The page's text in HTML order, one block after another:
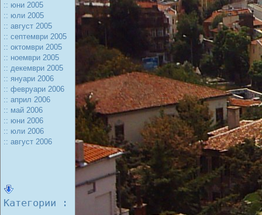
:: юни 2005
:: юли 2005
:: август 2005
:: септември 2005
:: октомври 2005
:: ноември 2005
:: декември 2005
:: януари 2006
:: февруари 2006
:: април 2006
:: май 2006
:: юни 2006
:: юли 2006
:: август 2006
Категории :